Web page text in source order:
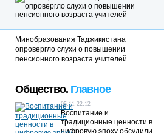
Минобразования Таджикистана
опровергло слухи о повышении
пенсионного возраста учителей
Общество. Главное
05.11 22:12
Воспитание и
традиционные ценности в
цифровую эпоху обсудили